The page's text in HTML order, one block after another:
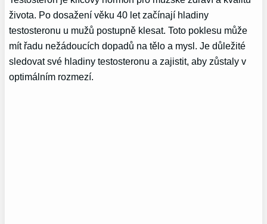
života. Po dosažení věku 40 let začínají hladiny
testosteronu u mužů postupně klesat. Toto poklesu může
mít řadu nežádoucích dopadů na tělo a mysl. Je důležité
sledovat své hladiny testosteronu a zajistit, aby zůstaly v
optimálním rozmezí.